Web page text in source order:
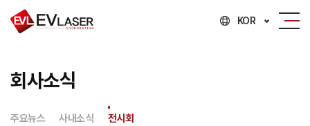
KOR
회사소식
주요뉴스 사내소식 전시회